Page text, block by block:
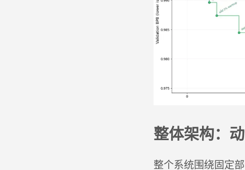
整体架构：
整个系统围绕固定